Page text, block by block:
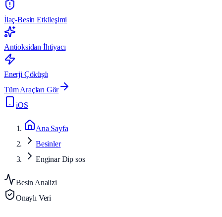
İlaç-Besin Etkileşimi
Antioksidan İhtiyacı
Enerji Çöküşü
Tüm Araçları Gör
iOS
Ana Sayfa
Besinler
Enginar Dip sos
Besin Analizi
Onaylı Veri